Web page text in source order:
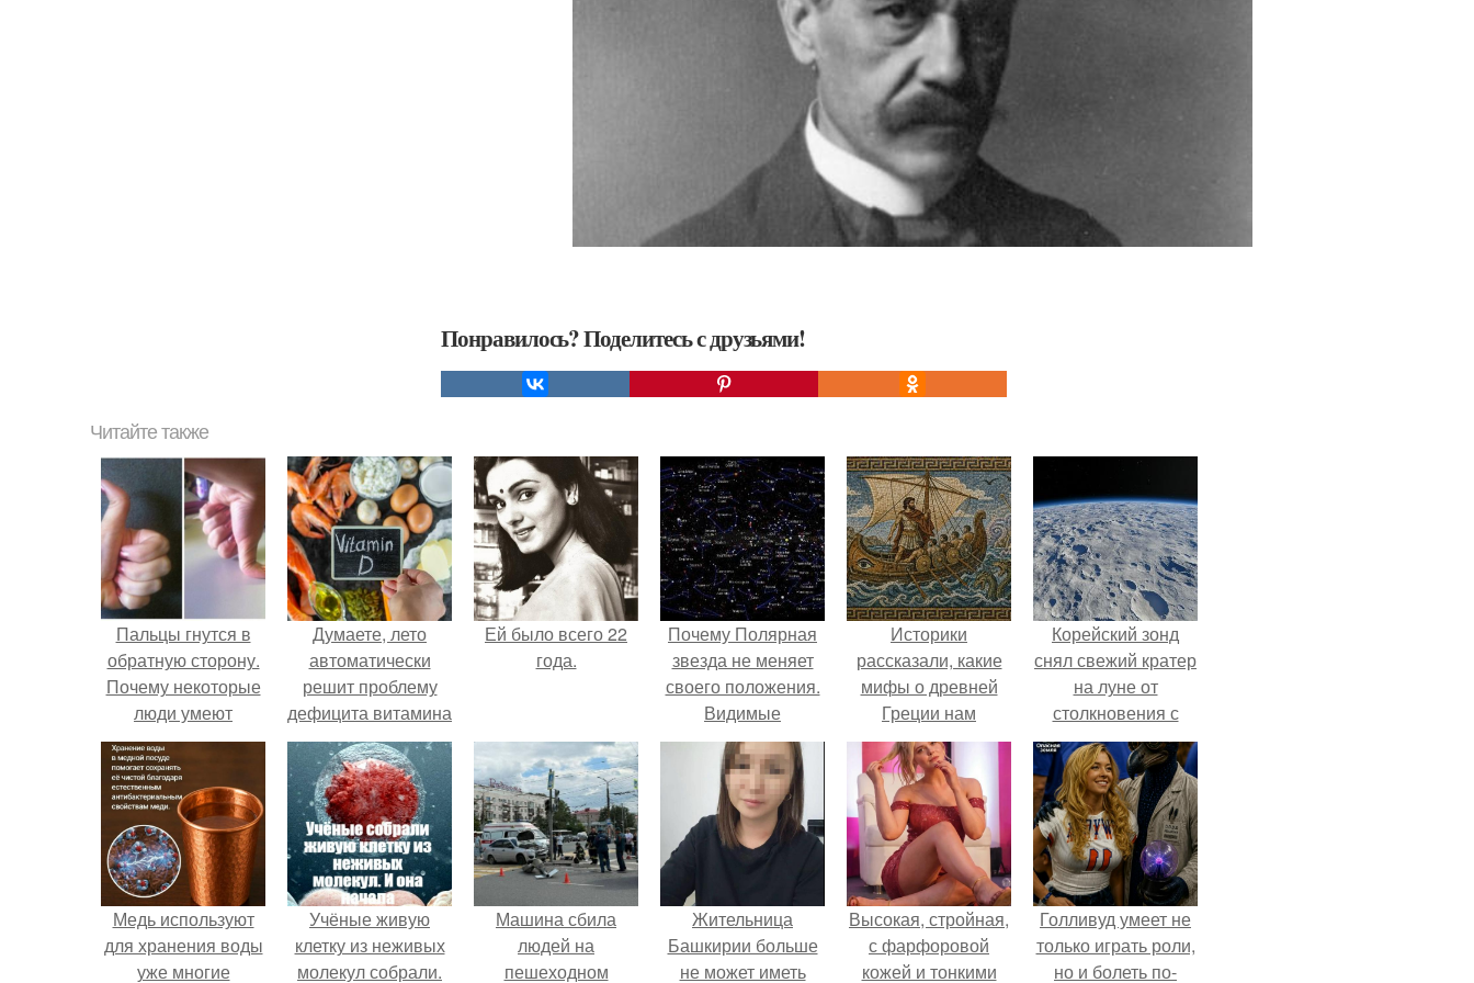
Понравилось? Поделитесь с друзьями!
Читайте также
Пальцы гнутся в
обратную сторону.
Почему некоторые
люди умеют
выгибать палец в
обратную сторону?
Думаете, лето
автоматически
решит проблему
дефицита витамина
D?
Ей было всего 22
года.
Почему Полярная
звезда не меняет
своего положения.
Видимые
положения светил.
Историки
рассказали, какие
мифы о древней
Греции нам
навязало кино.
Корейский зонд
снял свежий кратер
на луне от
столкновения с
обломком Falcon 9.
Медь используют
для хранения воды
уже многие
Учёные живую
клетку из неживых
молекул собрали.
Машина сбила
людей на
пешеходном
Жительница
Башкирии больше
не может иметь
Высокая, стройная,
с фарфоровой
кожей и тонкими
Голливуд умеет не
только играть роли,
но и болеть по-